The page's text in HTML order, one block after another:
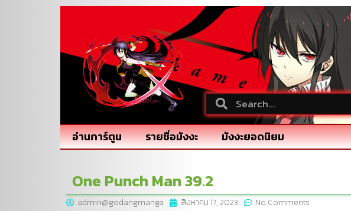
อ่านการ์ตูน รายชื่อมังงะ มังงะยอดนิยม
One Punch Man 39.2
admin@godangmanga สิงหาคม 17, 2023 No Comments